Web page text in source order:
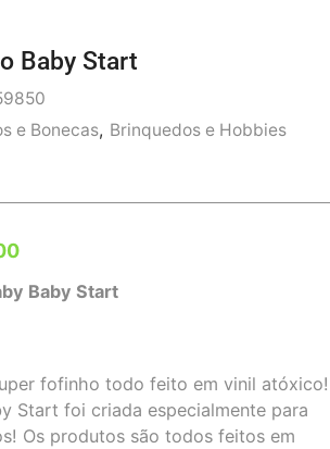
Baby Start
e Bonecas, Brinquedos e Hobbies
Baby Start
fofinho todo feito em vinil atóxico!
Start foi criada especialmente para
Os produtos são todos feitos em